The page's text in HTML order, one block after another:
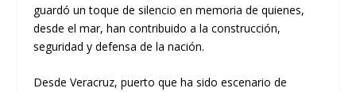
guardó un toque de silencio en memoria de quienes,
desde el mar, han contribuido a la construcción,
seguridad y defensa de la nación.
Desde Veracruz, puerto que ha sido escenario de